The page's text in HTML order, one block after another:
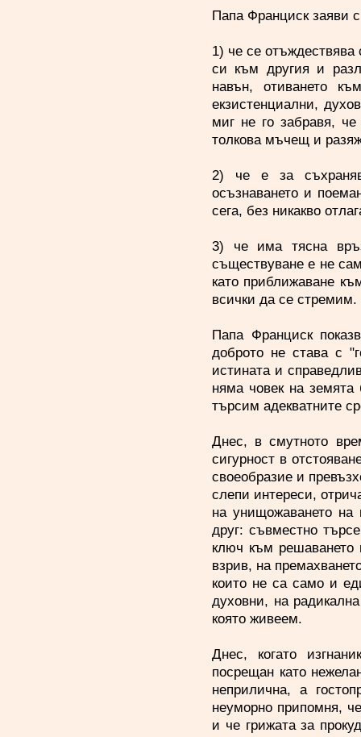
Папа Франциск заяви
1) че се отъждествява
си към другия и
навън, отиването
екзистенциални,
миг не го забравя,
толкова мъчещ и
2) че е за
осъзнаването и
сега, без никакво
3) че има тясна
съществуване е не
като приближаване
всички да се стремим.
Папа Франциск
доброто не става с
истината и
няма човек на
търсим адекватните
Днес, в смутното
сигурност в
своеобразие и
слепи интереси,
на унищожаването на
друг: съвместно
ключ към решаването
взрив, на
които не са само и
духовни, на
която живеем.
Днес, когато
посрещан като
неприлична, а
неуморно припомня,
и че грижата за